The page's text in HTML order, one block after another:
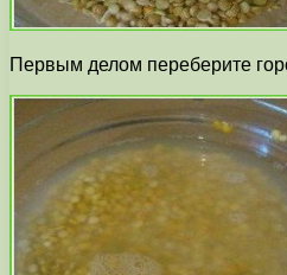
Первым делом переберите